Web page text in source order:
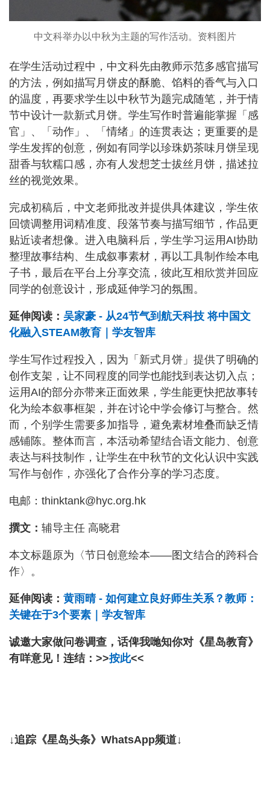
中文科举办以中秋为主题的写作活动。资料图片
在学生活动过程中，中文科先由教师示范多感官描写
的方法，例如描写月饼皮的酥脆、馅料的香气与入口
的温度，再要求学生以中秋节为题完成随笔，并于情
节中设计一款新式月饼。学生写作时普遍能掌握「感
官」、「动作」、「情绪」的连贯表达；更重要的是
学生发挥的创意，例如有同学以珍珠奶茶味月饼呈现
甜香与软糯口感，亦有人发想芝士拔丝月饼，描述拉
丝的视觉效果。
完成初稿后，中文老师批改并提供具体建议，学生依
回馈调整用词精准度、段落节奏与描写细节，作品更
贴近读者想像。进入电脑科后，学生学习运用AI协助
整理故事结构、生成叙事素材，再以工具制作绘本电
子书，最后在平台上分享交流，彼此互相欣赏并回应
同学的创意设计，形成延伸学习的氛围。
延伸阅读： 吴家豪 - 从24节气到航天科技 将中国文
化融入STEAM教育｜学友智库
学生写作过程投入，因为「新式月饼」提供了明确的
创作支架，让不同程度的同学也能找到表达切入点；
运用AI的部分亦带来正面效果，学生能更快把故事转
化为绘本叙事框架，并在讨论中学会修订与整合。然
而，个别学生需要多加指导，避免素材堆叠而缺乏情
感铺陈。整体而言，本活动希望结合语文能力、创意
表达与科技制作，让学生在中秋节的文化认识中实践
写作与创作，亦强化了合作分享的学习态度。
电邮：thinktank@hyc.org.hk
撰文： 辅导主任 高晓君
本文标题原为〈节日创意绘本——图文结合的跨科合
作〉。
延伸阅读： 黄雨晴 - 如何建立良好师生关系？教师：
关键在于3个要素｜学友智库
诚邀大家做问卷调查，话俾我哋知你对《星岛教育》
有咩意见！连结：>>按此<<
↓追踪《星岛头条》WhatsApp频道↓